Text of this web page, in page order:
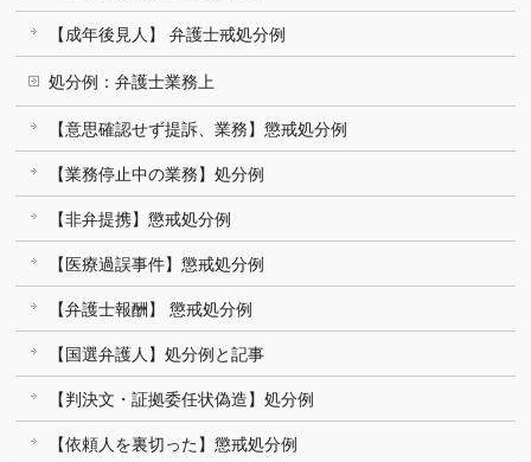
【成年後見人】 弁護士戒処分例
処分例：弁護士業務上
【意思確認せず提訴、業務】懲戒処分例
【業務停止中の業務】処分例
【非弁提携】懲戒処分例
【医療過誤事件】懲戒処分例
【弁護士報酬】 懲戒処分例
【国選弁護人】処分例と記事
【判決文・証拠委任状偽造】処分例
【依頼人を裏切った】懲戒処分例